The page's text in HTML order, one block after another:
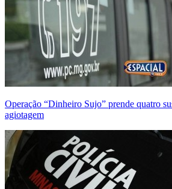
Operação “Dinheiro Sujo” prende quatro
agiotagem